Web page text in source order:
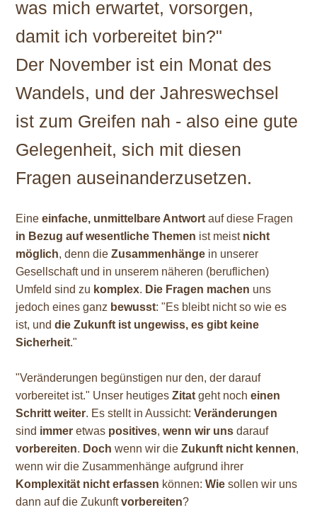
was mich erwartet, vorsorgen,
damit ich vorbereitet bin?"
Der November ist ein Monat des
Wandels, und der Jahreswechsel
ist zum Greifen nah - also eine gute
Gelegenheit, sich mit diesen
Fragen auseinanderzusetzen.
Eineeinfache, unmittelbare Antwort auf diese Fragen
in Bezug auf wesentliche Themen ist meist nicht
möglich, denn dieZusammenhänge in unserer
Gesellschaft und in unserem näheren (beruflichen)
Umfeld sind zu komplex. Die Fragen machen uns
jedoch eines ganz bewusst: "Es bleibt nicht so wie es
ist, unddie Zukunft ist ungewiss, es gibt keine
Sicherheit."
"Veränderungen begünstigen nur den, der darauf
vorbereitet ist." Unser heutigesZitat geht nocheinen
Schritt weiter. Es stellt in Aussicht:Veränderungen
sind immeretwas positives,wenn wir uns darauf
vorbereiten. Doch wenn wir dieZukunft nicht kennen,
wenn wir die Zusammenhänge aufgrund ihrer
Komplexität nicht erfassen können:Wie sollen wir uns
dann auf die Zukunftvorbereiten?